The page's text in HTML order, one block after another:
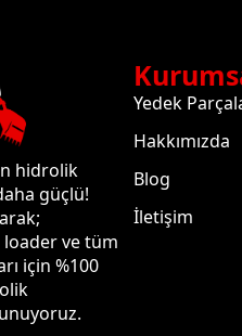
hidrolik
güçlü!
loader ve tüm
için %100
Yedek
Hakkımızda
Blog
İletişim